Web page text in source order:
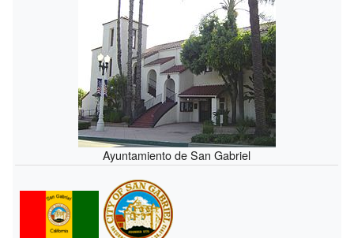
Ayuntamiento de San Gabriel